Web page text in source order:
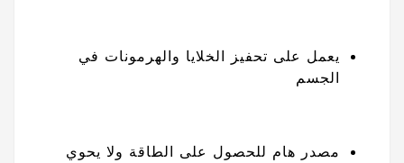
يعمل على تحفيز الخلايا والهرمونات في
الجسم
مصدر هام للحصول على الطاقة ولا يحوي